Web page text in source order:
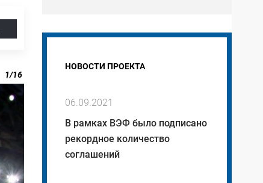
1/16
НОВОСТИ ПРОЕКТА
В рамках ВЭФ было подписано
рекордное количество
соглашений
06.09.2021